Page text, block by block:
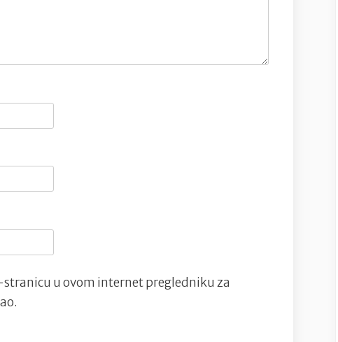
u ovom internet pregledniku za